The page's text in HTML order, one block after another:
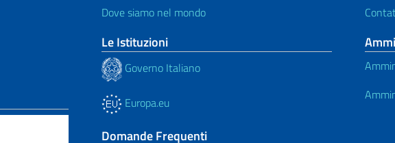
Dove siamo nel mondo
Le Istituzioni
Governo Italiano
Europa.eu
Domande Frequenti